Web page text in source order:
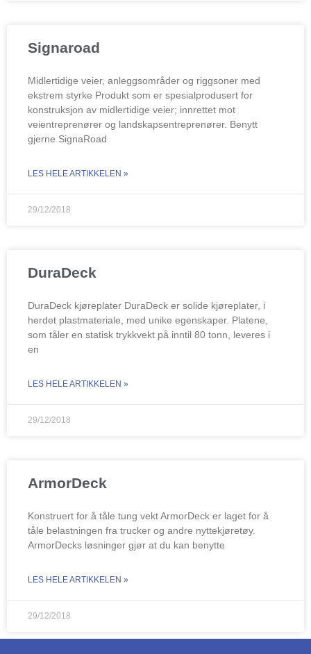
Signaroad
Midlertidige veier, anleggsområder og riggsoner med
ekstrem styrke Produkt som er spesialprodusert for
konstruksjon av midlertidige veier; innrettet mot
veientreprenører og landskapsentreprenører. Benytt
gjerne SignaRoad
LES HELE ARTIKKELEN »
29/12/2018
DuraDeck
DuraDeck kjøreplater DuraDeck er solide kjøreplater, i
herdet plastmateriale, med unike egenskaper. Platene,
som tåler en statisk trykkvekt på inntil 80 tonn, leveres i
en
LES HELE ARTIKKELEN »
29/12/2018
ArmorDeck
Konstruert for å tåle tung vekt ArmorDeck er laget for å
tåle belastningen fra trucker og andre nyttekjøretøy.
ArmorDecks løsninger gjør at du kan benytte
LES HELE ARTIKKELEN »
29/12/2018